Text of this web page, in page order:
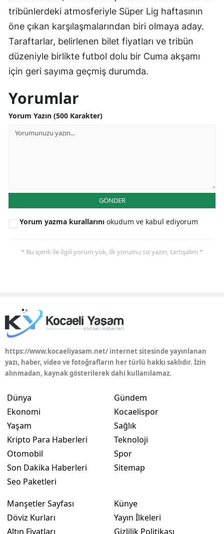
tribünlerdeki atmosferiyle Süper Lig haftasının
öne çıkan karşılaşmalarından biri olmaya aday.
Taraftarlar, belirlenen bilet fiyatları ve tribün
düzeniyle birlikte futbol dolu bir Cuma akşamı
için geri sayıma geçmiş durumda.
Yorumlar
Yorum Yazın (500 Karakter)
GÖNDER
Yorum yazma kurallarını okudum ve kabul ediyorum
* Bu içerik ile ilgili yorum yok, ilk yorumu siz yazın, tartışalım *
https://www.kocaeliyasam.net/ internet sitesinde yayınlanan
yazı, haber, video ve fotoğrafların her türlü hakkı saklıdır. İzin
alınmadan, kaynak gösterilerek dahi kullanılamaz.
Dünya
Ekonomi
Yaşam
Kripto Para Haberleri
Otomobil
Son Dakika Haberleri
Seo Paketleri
Gündem
Kocaelispor
Sağlık
Teknoloji
Spor
Sitemap
Manşetler Sayfası
Döviz Kurları
Altın Fiyatları
Künye
Yayın İlkeleri
Gizlilik Politikası